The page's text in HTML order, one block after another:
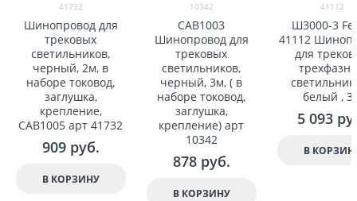
41732
Шинопровод для
трековыx
светильников,
черный, 2м, в
наборе токовод,
заглушка,
крепление,
CAB1005 арт 41732
909 руб.
В КОРЗИНУ
10342
CAB1003
Шинопровод для
трековыx
светильников,
черный, 3м, ( в
наборе токовод,
заглушка,
крепление) арт
10342
878 руб.
В КОРЗИНУ
41112
Ш3000-3
41112
для
белый ,
5 093
В